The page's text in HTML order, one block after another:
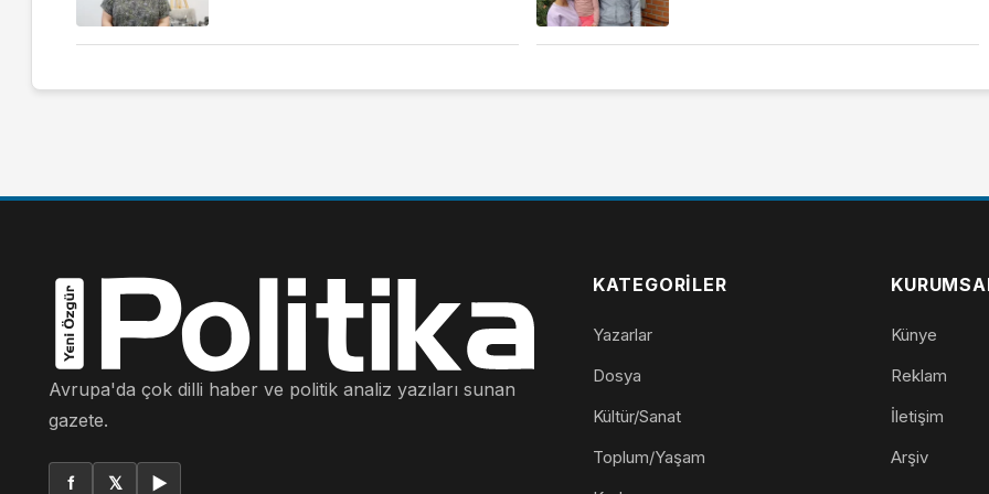
Avrupa'da çok dilli haber ve politik analiz yazıları sunan
gazete.
f 𝕏 ▶
KATEGORILER
Yazarlar
Dosya
Kültür/Sanat
Toplum/Yaşam
Künye
Reklam
İletişim
Arşiv